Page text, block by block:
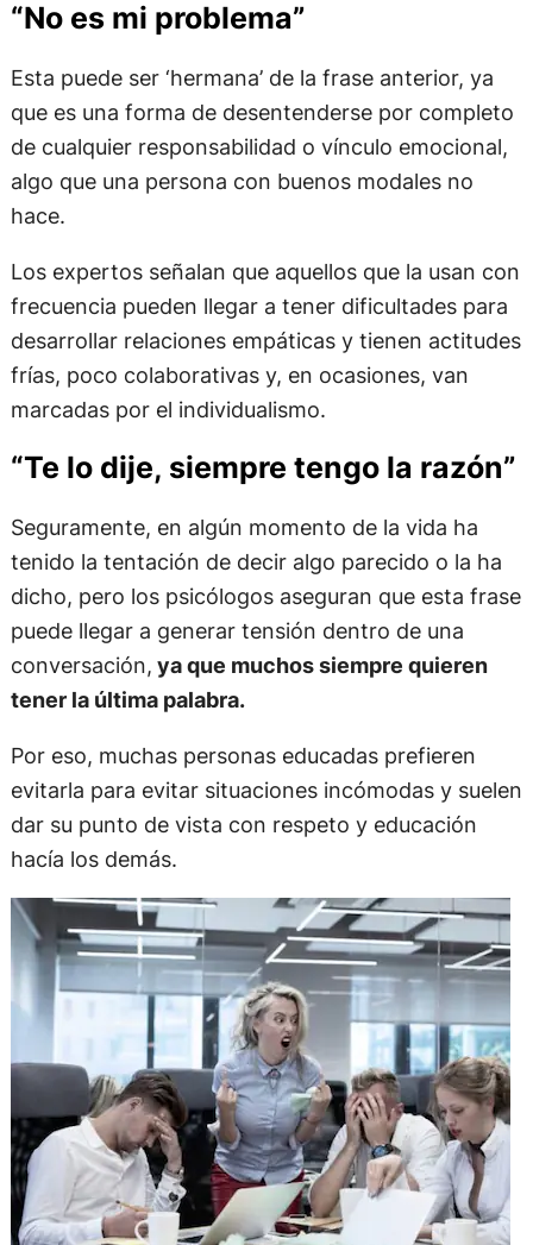
“No es mi problema”
Esta puede ser ‘hermana’ de la frase anterior, ya
que es una forma de desentenderse por completo
de cualquier responsabilidad o vínculo emocional,
algo que una persona con buenos modales no
hace.
Los expertos señalan que aquellos que la usan con
frecuencia pueden llegar a tener dificultades para
desarrollar relaciones empáticas y tienen actitudes
frías, poco colaborativas y, en ocasiones, van
marcadas por el individualismo.
“Te lo dije, siempre tengo la razón”
Seguramente, en algún momento de la vida ha
tenido la tentación de decir algo parecido o la ha
dicho, pero los psicólogos aseguran que esta frase
puede llegar a generar tensión dentro de una
conversación, ya que muchos siempre quieren
tener la última palabra.
Por eso, muchas personas educadas prefieren
evitarla para evitar situaciones incómodas y suelen
dar su punto de vista con respeto y educación
hacía los demás.